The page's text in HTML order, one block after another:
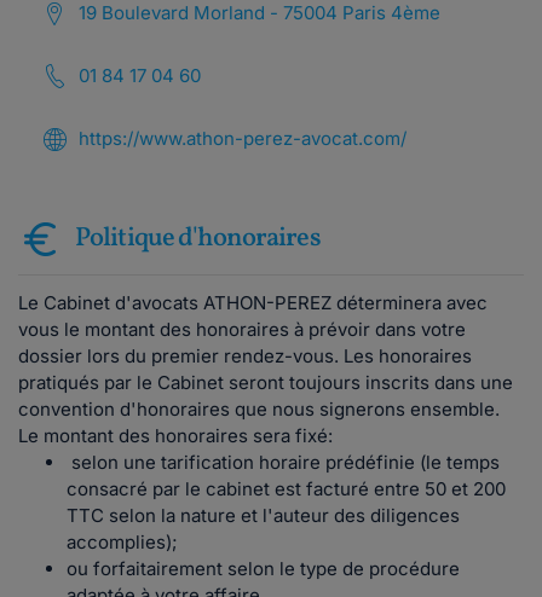
19 Boulevard Morland - 75004 Paris 4ème
01 84 17 04 60
https://www.athon-perez-avocat.com/
Politique d'honoraires
Le Cabinet d'avocats ATHON-PEREZ déterminera avec
vous le montant des honoraires à prévoir dans votre
dossier lors du premier rendez-vous. Les honoraires
pratiqués par le Cabinet seront toujours inscrits dans une
convention d'honoraires que nous signerons ensemble.
Le montant des honoraires sera fixé:
selon une tarification horaire prédéfinie (le temps
consacré par le cabinet est facturé entre 50 et 200
TTC selon la nature et l'auteur des diligences
accomplies);
ou forfaitairement selon le type de procédure